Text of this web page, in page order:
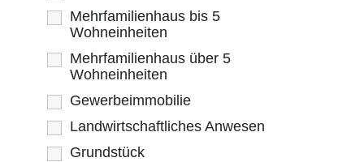
Mehrfamilienhaus bis 5
Wohneinheiten
Mehrfamilienhaus über 5
Wohneinheiten
Gewerbeimmobilie
Landwirtschaftliches Anwesen
Grundstück